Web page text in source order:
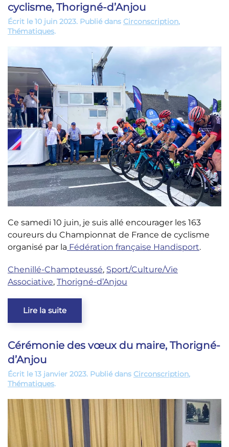
cyclisme, Thorigné-d’Anjou
Écrit le10 juin 2023. Publié dans Circonscription,
Thématiques.
Ce samedi 10 juin, je suis allé encourager les 163
coureurs du Championnat de France de cyclisme
organisé par la Fédération française Handisport.
Chenillé-Champteussé, Sport/Culture/Vie
Associative, Thorigné-d’Anjou
Lire la suite
Cérémonie des vœux du maire, Thorigné-
d’Anjou
Écrit le13 janvier 2023. Publié dans Circonscription,
Thématiques.